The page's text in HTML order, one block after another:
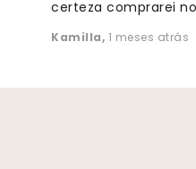
certeza comprarei
Kamilla, 1 meses atrás